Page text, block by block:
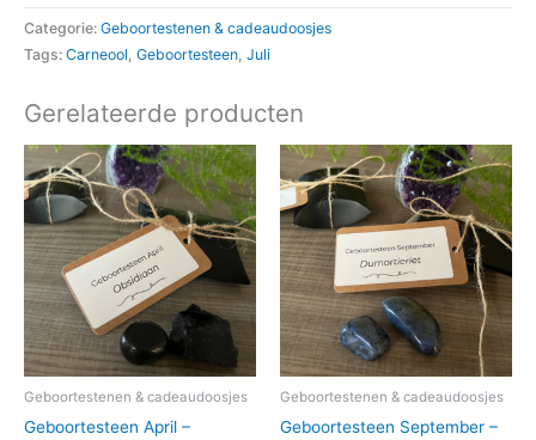
Categorie: Geboortestenen & cadeaudoosjes
Tags: Carneool Geboortesteen Juli
Gerelateerde producten
Geboortestenen & cadeaudoosjes
Geboortesteen April –
Geboortestenen & cadeaudoosjes
Geboortesteen September –